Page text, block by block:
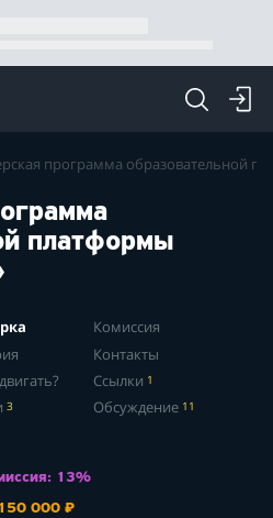
программа образовательной
платформы
Комиссия
Контакты
Ссылки 1
3 Обсуждение 11
13%
000 ₽